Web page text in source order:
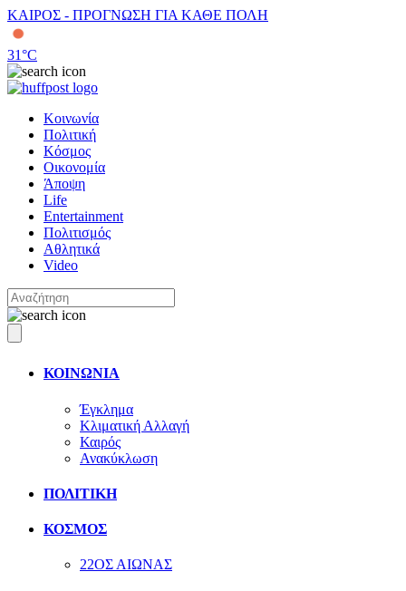
ΚΑΙΡΟΣ - ΠΡΟΓΝΩΣΗ ΓΙΑ ΚΑΘΕ ΠΟΛΗ
31°C
Κοινωνία
Πολιτική
Κόσμος
Οικονομία
Άποψη
Life
Entertainment
Πολιτισμός
Αθλητικά
Video
ΚΟΙΝΩΝΙΑ
Έγκλημα
Κλιματική Αλλαγή
Καιρός
Ανακύκλωση
ΠΟΛΙΤΙΚΗ
ΚΟΣΜΟΣ
22ΟΣ ΑΙΩΝΑΣ